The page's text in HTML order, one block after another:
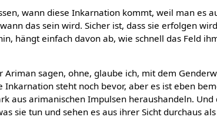
wann diese Inkarnation kommt, weil man es
das sein wird. Sicher ist, dass sie erfolgen
hängt einfach davon ab, wie schnell das Feld
Ariman sagen, ohne, glaube ich, mit dem
Inkarnation steht noch bevor, aber es ist eben
aus arimanischen Impulsen heraushandeln.
sie tun und sehen es aus ihrer Sicht durchaus